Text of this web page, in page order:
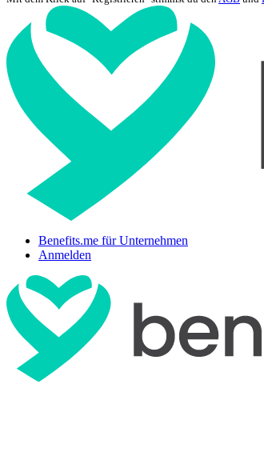
Benefits.me für Unternehmen
Anmelden